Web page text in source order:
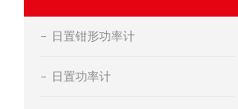
日置钳形功率计
日置功率计